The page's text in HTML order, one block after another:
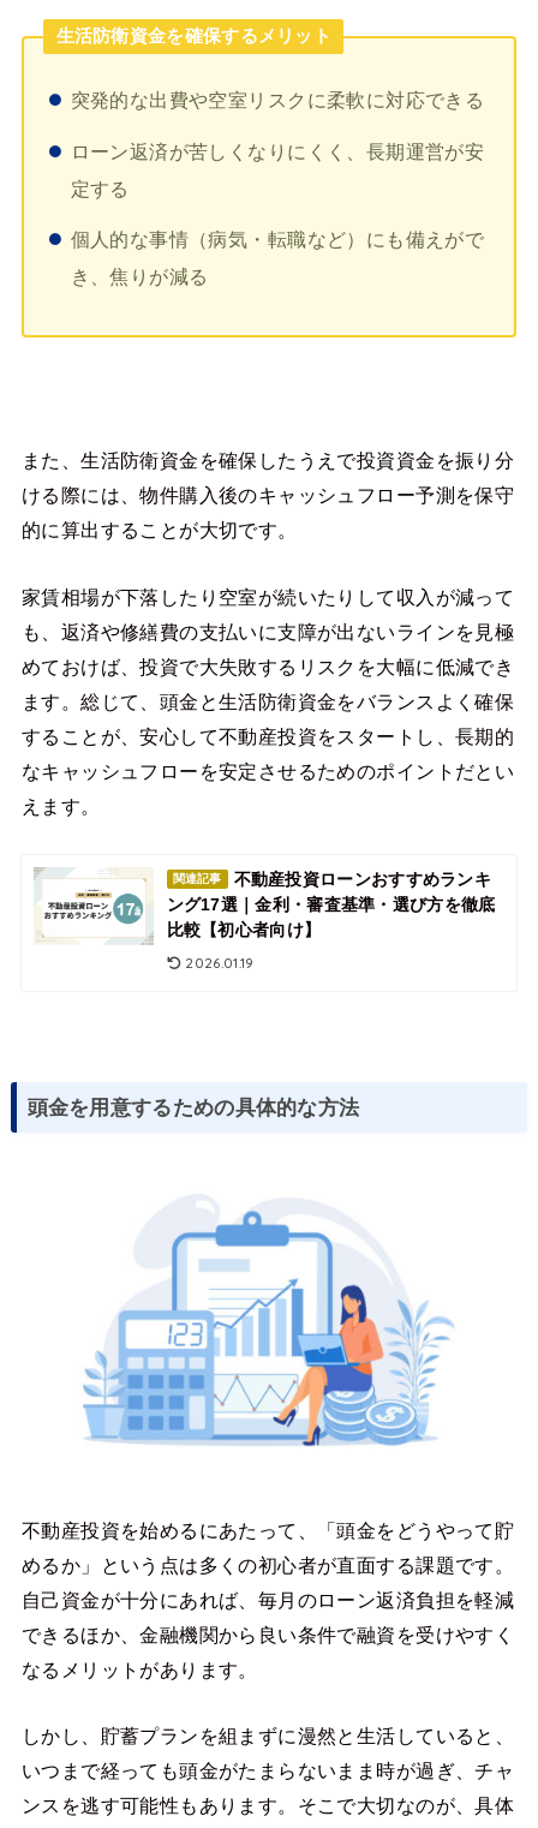
生活防衛資金を確保するメリット
突発的な出費や空室リスクに柔軟に対応できる
ローン返済が苦しくなりにくく、長期運営が安
定する
個人的な事情（病気・転職など）にも備えがで
き、焦りが減る
また、生活防衛資金を確保したうえで投資資金を振り分
ける際には、物件購入後のキャッシュフロー予測を保守
的に算出することが大切です。
家賃相場が下落したり空室が続いたりして収入が減って
も、返済や修繕費の支払いに支障が出ないラインを見極
めておけば、投資で大失敗するリスクを大幅に低減でき
ます。総じて、頭金と生活防衛資金をバランスよく確保
することが、安心して不動産投資をスタートし、長期的
なキャッシュフローを安定させるためのポイントだとい
えます。
関連記事
不動産投資ローンおすすめランキ
ング17選｜金利・審査基準・選び方を徹底
比較【初心者向け】
2026.01.19
頭金を用意するための具体的な方法
不動産投資を始めるにあたって、「頭金をどうやって貯
めるか」という点は多くの初心者が直面する課題です。
自己資金が十分にあれば、毎月のローン返済負担を軽減
できるほか、金融機関から良い条件で融資を受けやすく
なるメリットがあります。
しかし、貯蓄プランを組まずに漫然と生活していると、
いつまで経っても頭金がたまらないまま時が過ぎ、チャ
ンスを逃す可能性もあります。そこで大切なのが、具体